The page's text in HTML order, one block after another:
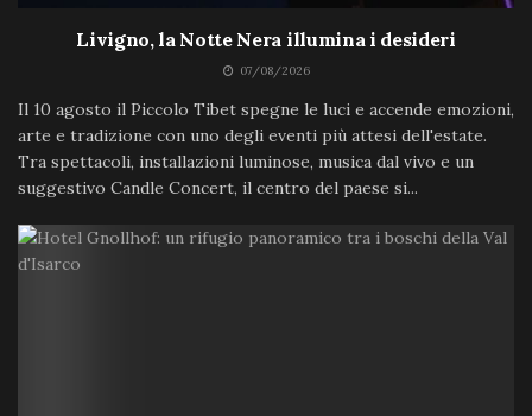
Livigno, la Notte Nera illumina i desideri
07/08/2026
Il 10 agosto il Piccolo Tibet spegne le luci e accende emozioni,
arte e tradizione con uno degli eventi più attesi dell'estate.
Tra spettacoli, installazioni luminose, musica dal vivo e un
suggestivo Candle Concert, il centro del paese si...